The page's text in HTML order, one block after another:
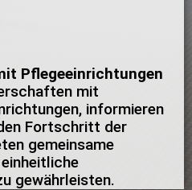
Pflegeeinrichtungen
mit
informieren
Fortschritt der
gemeinsame
gewährleisten.